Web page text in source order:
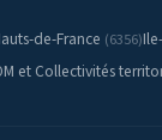
de-France (6356)
et Collectivités